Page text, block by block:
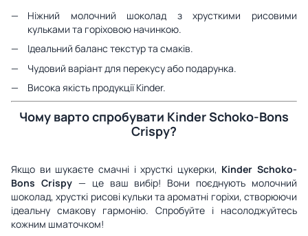
Ніжний молочний шоколад з хрусткими рисовими
кульками та горіховою начинкою.
Ідеальний баланс текстур та смаків.
Чудовий варіант для перекусу або подарунка.
Висока якість продукції Kinder.
Чому варто спробувати Kinder Schoko-Bons
Crispy?
Якщо ви шукаєте смачні і хрусткі цукерки, Kinder Schoko-
Bons Crispy— це ваш вибір! Вони поєднують молочний
шоколад, хрусткі рисові кульки та ароматні горіхи, створюючи
ідеальну смакову гармонію. Спробуйте і насолоджуйтесь
кожним шматочком!